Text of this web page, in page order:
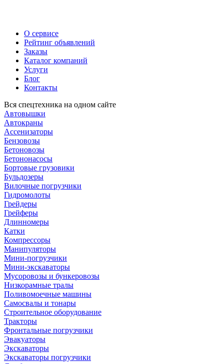
О сервисе
Рейтинг объявлений
Заказы
Каталог компаний
Услуги
Блог
Контакты
Вся спецтехника на одном сайте
Автовышки
Автокраны
Ассенизаторы
Бензовозы
Бетоновозы
Бетононасосы
Бортовые грузовики
Бульдозеры
Вилочные погрузчики
Гидромолоты
Грейдеры
Грейферы
Длинномеры
Катки
Компрессоры
Манипуляторы
Мини-погрузчики
Мини-экскаваторы
Мусоровозы и бункеровозы
Низкорамные тралы
Поливомоечные машины
Самосвалы и тонары
Строительное оборудование
Тракторы
Фронтальные погрузчики
Эвакуаторы
Экскаваторы
Экскаваторы погрузчики